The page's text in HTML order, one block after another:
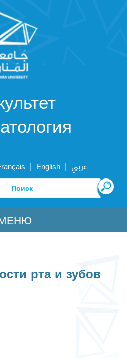
| English | عربي
рта и зубов